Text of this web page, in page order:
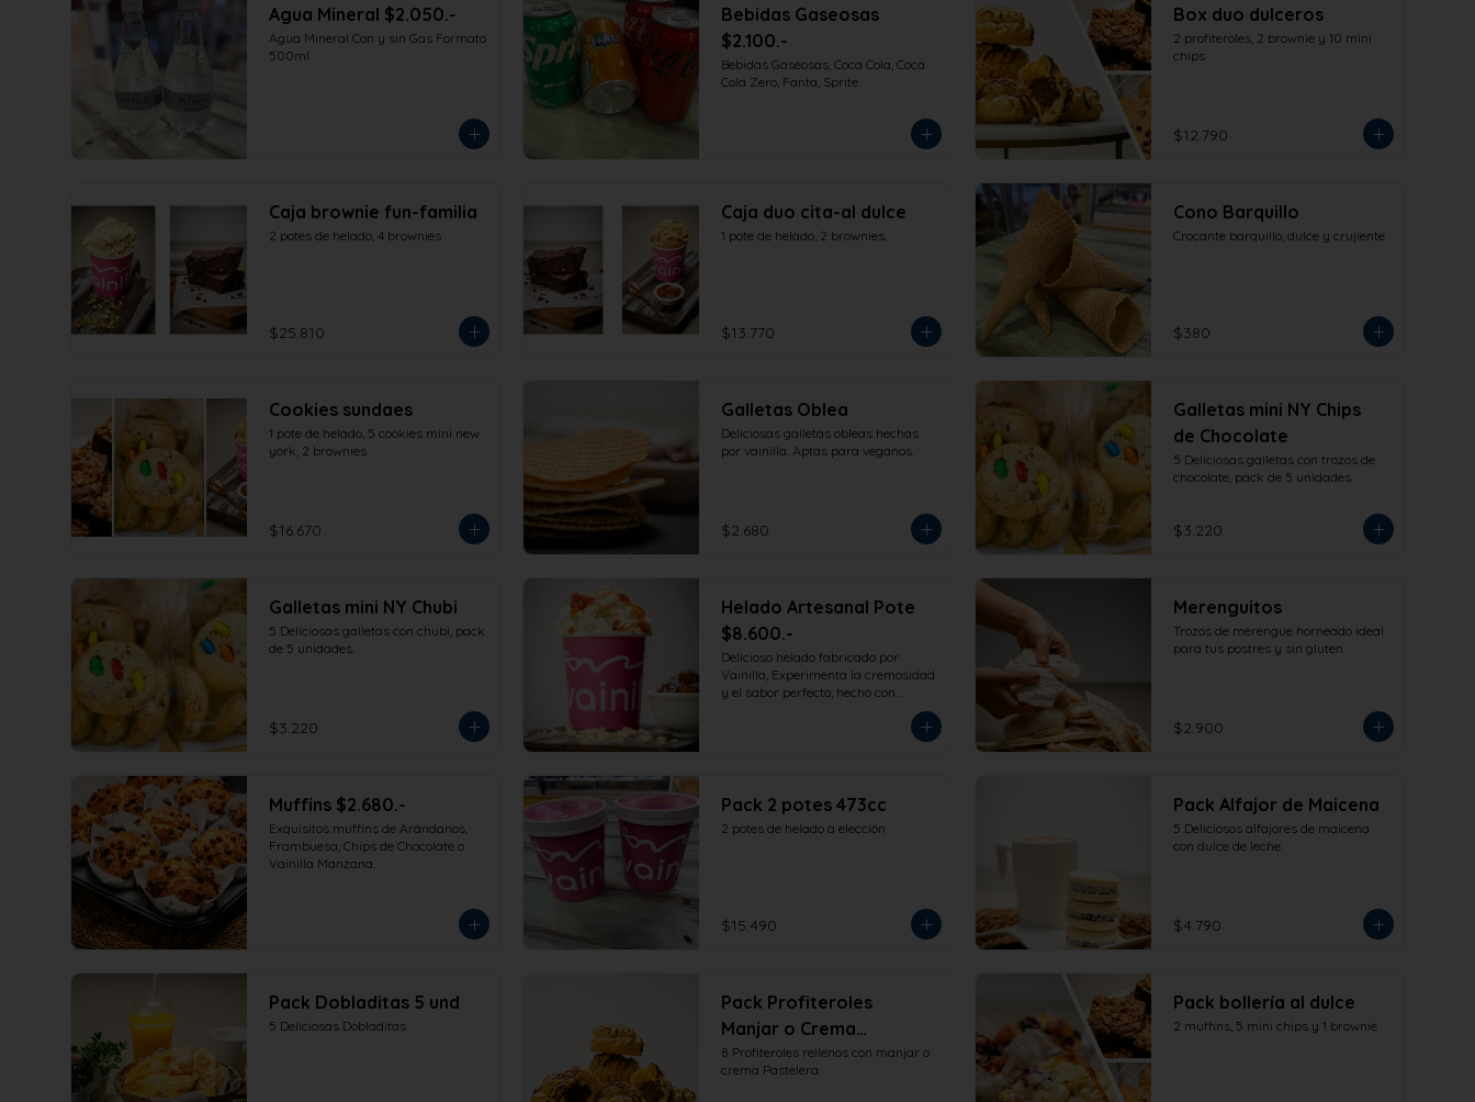
Agua Mineral $2.050.-
Agua Mineral Con y sin Gas Formato
500ml
Bebidas Gaseosas
$2.100.-
Bebidas Gaseosas, Coca Cola, Coca
Cola Zero, Fanta, Sprite
Box duo dulceros
2 profiteroles, 2 brownie y 10 mini
chips
$12.790
Caja brownie fun-familia
2 potes de helado, 4 brownies
$25.810
Caja duo cita-al dulce
1 pote de helado, 2 brownies.
$13.770
Cono Barquillo
Crocante barquillo, dulce y crujiente
$380
Cookies sundaes
1 pote de helado, 5 cookies mini new
york, 2 brownies.
$16.670
Galletas Oblea
Deliciosas galletas obleas hechas
por vainilla. Aptas para veganos.
$2.680
Galletas mini NY Chips
de Chocolate
5 Deliciosas galletas con trozos de
chocolate, pack de 5 unidades.
$3.220
Galletas mini NY Chubi
5 Deliciosas galletas con chubi, pack
de 5 unidades.
$3.220
Helado Artesanal Pote
$8.600.-
Delicioso helado fabricado por
Vainilla, Experimenta la cremosidad
y el sabor perfecto, hecho con
ingredientes de la más alta calidad
para que disfrutes en la comodidad
Merenguitos
Trozos de merengue horneado ideal
para tus postres y sin gluten
$2.900
Muffins $2.680.-
Exquisitos muffins de Arándanos,
Frambuesa, Chips de Chocolate o
Vainilla Manzana.
Pack 2 potes 473cc
2 potes de helado a elección
$15.490
Pack Alfajor de Maicena
5 Deliciosos alfajores de maicena
con dulce de leche.
$4.790
Pack Dobladitas 5 und
5 Deliciosas Dobladitas
Pack Profiteroles
Manjar o Crema
Pastelera 8 und
8 Profiteroles rellenos con manjar o
crema Pastelera.
Pack bollería al dulce
2 muffins, 5 mini chips y 1 brownie